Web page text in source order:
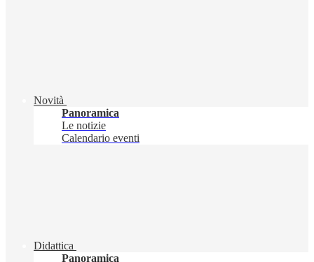
Novità
Panoramica
Le notizie
Calendario eventi
Didattica
Panoramica